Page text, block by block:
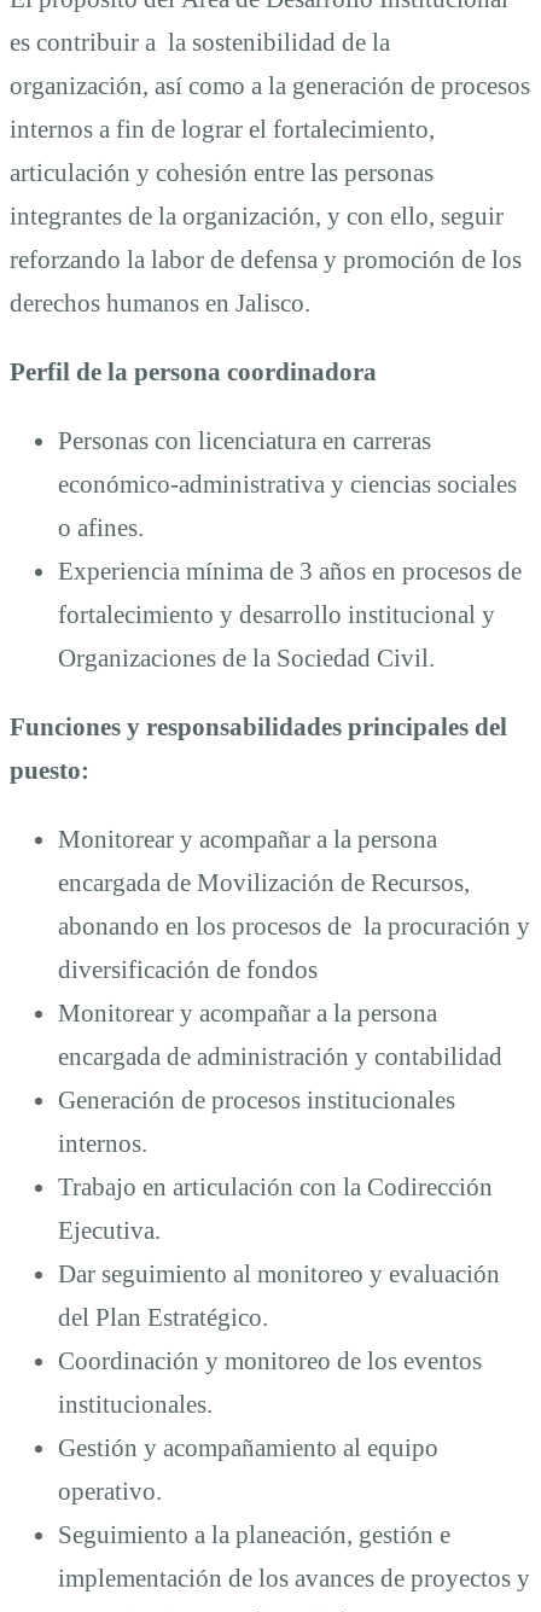
es contribuir a la sostenibilidad de la
organización, así como a la generación de procesos
internos a fin de lograr el fortalecimiento,
articulación y cohesión entre las personas
integrantes de la organización, y con ello, seguir
reforzando la labor de defensa y promoción de los
derechos humanos en Jalisco.
Perfil de la persona coordinadora
Personas con licenciatura en carreras
económico-administrativa y ciencias sociales
o afines.
Experiencia mínima de 3 años en procesos de
fortalecimiento y desarrollo institucional y
Organizaciones de la Sociedad Civil.
Funciones y responsabilidades principales del
puesto:
Monitorear y acompañar a la persona
encargada de Movilización de Recursos,
abonando en los procesos de la procuración y
diversificación de fondos
Monitorear y acompañar a la persona
encargada de administración y contabilidad
Generación de procesos institucionales
internos.
Trabajo en articulación con la Codirección
Ejecutiva.
Dar seguimiento al monitoreo y evaluación
del Plan Estratégico.
Coordinación y monitoreo de los eventos
institucionales.
Gestión y acompañamiento al equipo
operativo.
Seguimiento a la planeación, gestión e
implementación de los avances de proyectos y